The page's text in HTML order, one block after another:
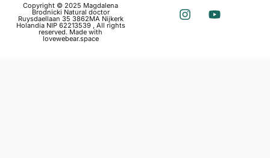
Copyright © 2025 Magdalena
Brodnicki Natural doctor
Ruysdaellaan 35 3862MA Nijkerk
Holandia NIP 62213539 , All rights
reserved. Made with
lovewebear.space